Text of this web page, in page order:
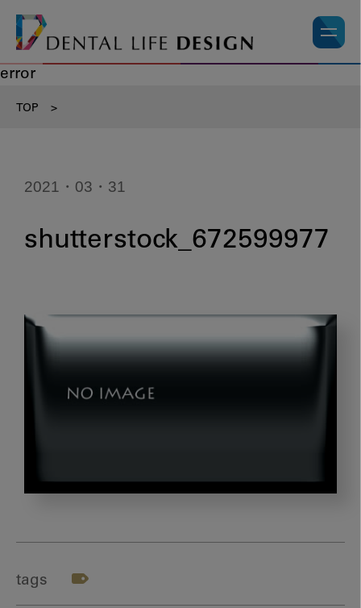
error
TOP >
2021・03・31
shutterstock_672599977
tags